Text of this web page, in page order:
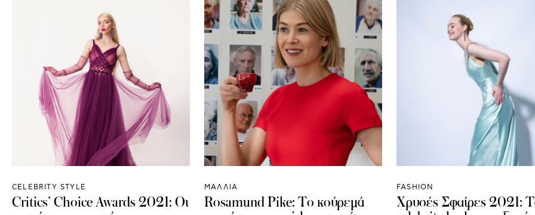
CELEBRITY STYLE
Critics’ Choice Awards 2021: Οι
ΜΑΛΛΙΑ
Rosamund Pike: Το κούρεμά
FASHION
Χρυσές Σφαίρες 2021: